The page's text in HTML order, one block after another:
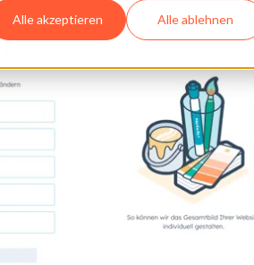
Alle akzeptieren Alle ablehnen